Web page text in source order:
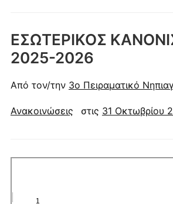
ΕΣΩΤΕΡΙΚΟΣ
2025-2026
Από τον/την 3ο Πειραματικό
Ανακοινώσεις στις 31 Οκτωβρίου